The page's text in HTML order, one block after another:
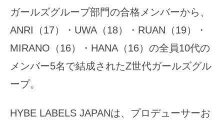
ガールズグループ部門の合格メンバーから、
ANRI（17）・UWA（18）・RUAN（19）・
MIRANO（16）・HANA（16）の全員10代の
メンバー5名で結成されたZ世代ガールズグル
ープ。
HYBE LABELS JAPANは、プロデューサーお